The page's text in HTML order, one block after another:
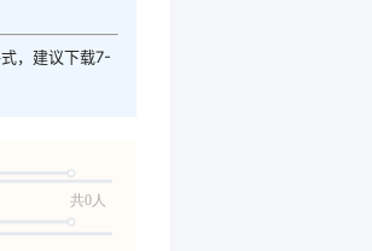
，建议下载7-
共0人